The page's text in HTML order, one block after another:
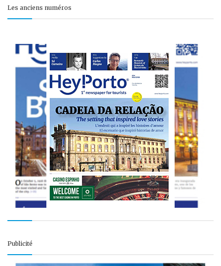
Les anciens numéros
Publicité